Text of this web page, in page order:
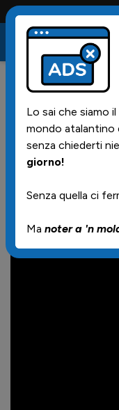
Conta
17/05/2026 |
VIDEO -
"Eu-ro-pa
Lo sai che siamo
mondo atalantino
senza chiederti
giorno!
Senza quella ci
Ma noter a 'n